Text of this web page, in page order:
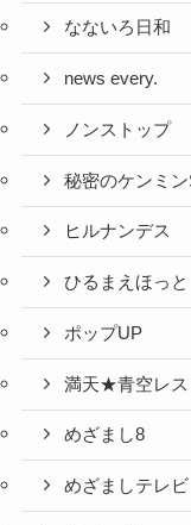
なないろ日和
news every.
ノンストップ
秘密のケンミ
ヒルナンデス
ひるまえほっと
ポップUP
満天★青空レス
めざまし8
めざましテレビ